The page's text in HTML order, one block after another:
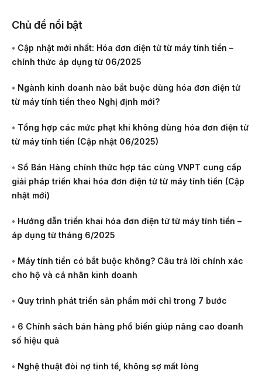
Chủ đề nổi bật
• Cập nhật mới nhất: Hóa đơn điện tử từ máy tính tiền –
chính thức áp dụng từ 06/2025
• Ngành kinh doanh nào bắt buộc dùng hóa đơn điện tử
từ máy tính tiền theo Nghị định mới?
• Tổng hợp các mức phạt khi không dùng hóa đơn điện tử
từ máy tính tiền (Cập nhật 06/2025)
• Sổ Bán Hàng chính thức hợp tác cùng VNPT cung cấp
giải pháp triển khai hóa đơn điện tử từ máy tính tiền (Cập
nhật mới)
• Hướng dẫn triển khai hóa đơn điện tử từ máy tính tiền –
áp dụng từ tháng 6/2025
• Máy tính tiền có bắt buộc không? Câu trả lời chính xác
cho hộ và cá nhân kinh doanh
• Quy trình phát triển sản phẩm mới chỉ trong 7 bước
• 6 Chính sách bán hàng phổ biến giúp nâng cao doanh
số hiệu quả
• Nghệ thuật đòi nợ tinh tế, không sợ mất lòng